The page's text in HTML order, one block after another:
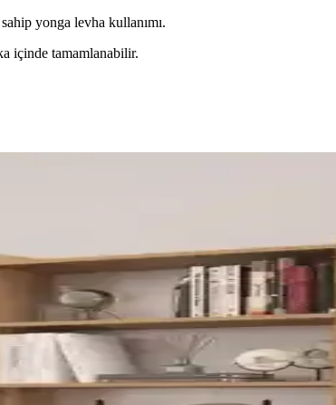
yonga levha kullanımı.
içinde tamamlanabilir.
Uyum ve Fonksiyonellik
kullanımı ve dengeli renklerle sıcak, işlevsel
Kural ve Aydınlatma
bitkiler ve aydınlatma ile estetik ve
ve Kullanım Özellikleri